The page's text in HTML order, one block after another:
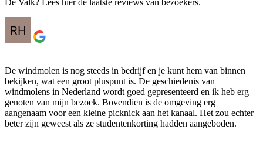
De Valk? Lees hier de laatste reviews van bezoekers.
De windmolen is nog steeds in bedrijf en je kunt hem van binnen
bekijken, wat een groot pluspunt is. De geschiedenis van
windmolens in Nederland wordt goed gepresenteerd en ik heb erg
genoten van mijn bezoek. Bovendien is de omgeving erg
aangenaam voor een kleine picknick aan het kanaal. Het zou echter
beter zijn geweest als ze studentenkorting hadden aangeboden.